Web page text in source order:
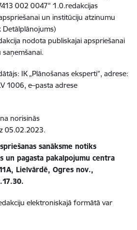
002 0047” 1.0.redakcijas
un institūciju atzinumu
Detālplānojums)
nodota publiskajai apspriešanai
.
IK „Plānošanas eksperti”, adrese:
1006, e–pasta adrese
norisinās
05.02.2023.
sanāksme notiks
un pagasta pakalpojumu centra
Lielvārdē, Ogres nov.,
elektroniskajā formātā var